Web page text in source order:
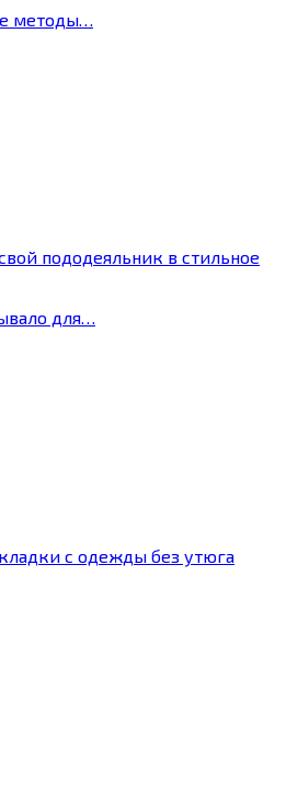
методы…
пододеяльник в стильное
для…
с одежды без утюга